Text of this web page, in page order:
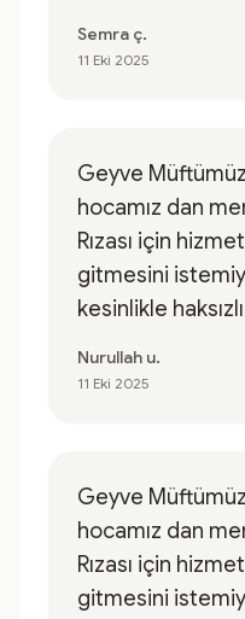
Semra ç.
11 Eki 2025
Geyve
hocamız dan
Rızası için
gitmesini
kesinlikle
Nurullah u.
11 Eki 2025
Geyve
hocamız dan
Rızası için
gitmesini